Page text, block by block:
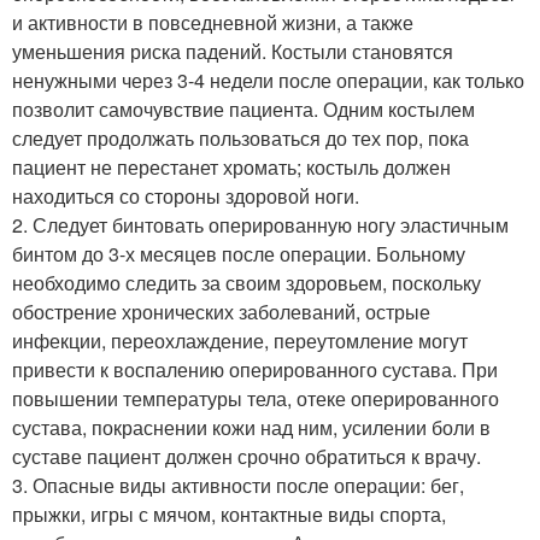
и активности в повседневной жизни, а также
уменьшения риска падений. Костыли становятся
ненужными через 3-4 недели после операции, как только
позволит самочувствие пациента. Одним костылем
следует продолжать пользоваться до тех пор, пока
пациент не перестанет хромать; костыль должен
находиться со стороны здоровой ноги.
2. Следует бинтовать оперированную ногу эластичным
бинтом до 3-х месяцев после операции. Больному
необходимо следить за своим здоровьем, поскольку
обострение хронических заболеваний, острые
инфекции, переохлаждение, переутомление могут
привести к воспалению оперированного сустава. При
повышении температуры тела, отеке оперированного
сустава, покраснении кожи над ним, усилении боли в
суставе пациент должен срочно обратиться к врачу.
3. Опасные виды активности после операции: бег,
прыжки, игры с мячом, контактные виды спорта,